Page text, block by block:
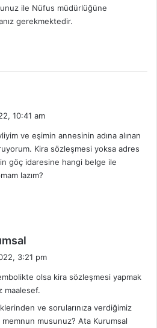
ile Nüfus müdürlüğüne
gerekmektedir.
10:41 am
ve eşimin annesinin adına alınan
Kira sözleşmesi yoksa adres
göç idaresine hangi belge ile
lazım?
i
k
i
:
3:21 pm
olsa kira sözleşmesi yapmak
maalesef.
ve sorularınıza verdiğimiz
musunuz? Ata Kurumsal